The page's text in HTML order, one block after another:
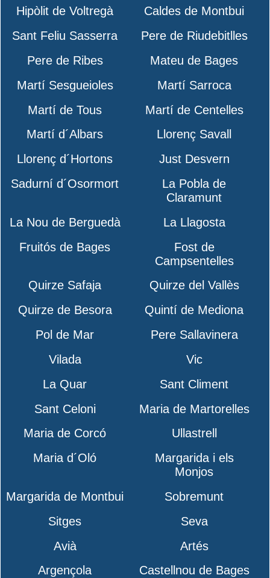
Hipòlit de Voltregà
Caldes de Montbui
Sant Feliu Sasserra
Pere de Riudebitlles
Pere de Ribes
Mateu de Bages
Martí Sesgueioles
Martí Sarroca
Martí de Tous
Martí de Centelles
Martí d´Albars
Llorenç Savall
Llorenç d´Hortons
Just Desvern
Sadurní d´Osormort
La Pobla de
Claramunt
La Nou de Berguedà
La Llagosta
Fruitós de Bages
Fost de
Campsentelles
Quirze Safaja
Quirze del Vallès
Quirze de Besora
Quintí de Mediona
Pol de Mar
Pere Sallavinera
Vilada
Vic
La Quar
Sant Climent
Sant Celoni
Maria de Martorelles
Maria de Corcó
Ullastrell
Maria d´Oló
Margarida i els
Monjos
Margarida de Montbui
Sobremunt
Sitges
Seva
Avià
Artés
Argençola
Castellnou de Bages